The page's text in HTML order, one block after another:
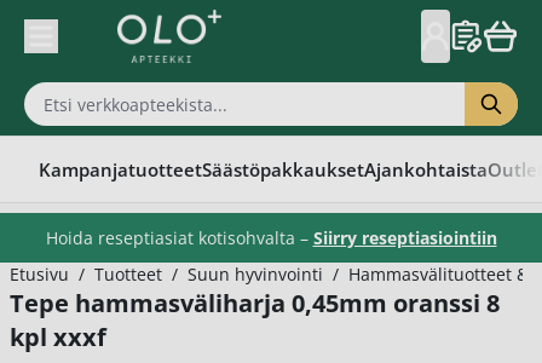
Skip to Content
KampanjatuotteetSäästöpakkauksetAjankohtaista
Hoida reseptiasiat kotisohvalta – Siirry reseptiasiointiin
Etusivu / Tuotteet / Suun hyvinvointi / Hammasvälituotteet &
Tepe hammasväliharja 0,45mm oranssi 8
kpl xxxf